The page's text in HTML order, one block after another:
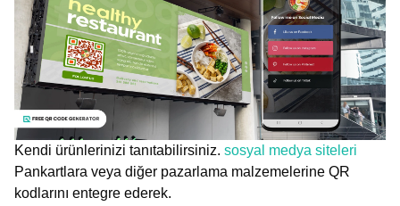
Kendi ürünlerinizi tanıtabilirsiniz. sosyal medya siteleri
Pankartlara veya diğer pazarlama malzemelerine QR
kodlarını entegre ederek.